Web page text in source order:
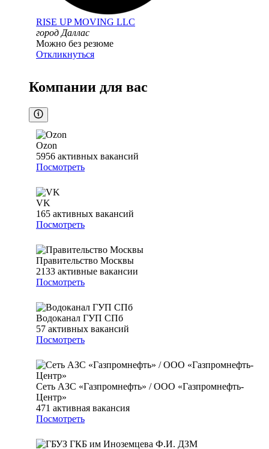
RISE UP MOVING LLC
город Даллас
Можно без резюме
Откликнуться
Компании для вас
Ozon
5956 активных вакансий
Посмотреть
VK
165 активных вакансий
Посмотреть
Правительство Москвы
2133 активные вакансии
Посмотреть
Водоканал ГУП СПб
57 активных вакансий
Посмотреть
Сеть АЗС «Газпромнефть» / ООО «Газпромнефть-
Центр»
471 активная вакансия
Посмотреть